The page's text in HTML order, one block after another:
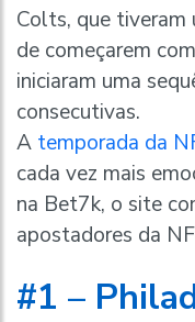
Colts, que tiveram
de começarem
iniciaram uma
consecutivas.
A temporada da
cada vez mais
na Bet7k, o site
apostadores da
#1 –